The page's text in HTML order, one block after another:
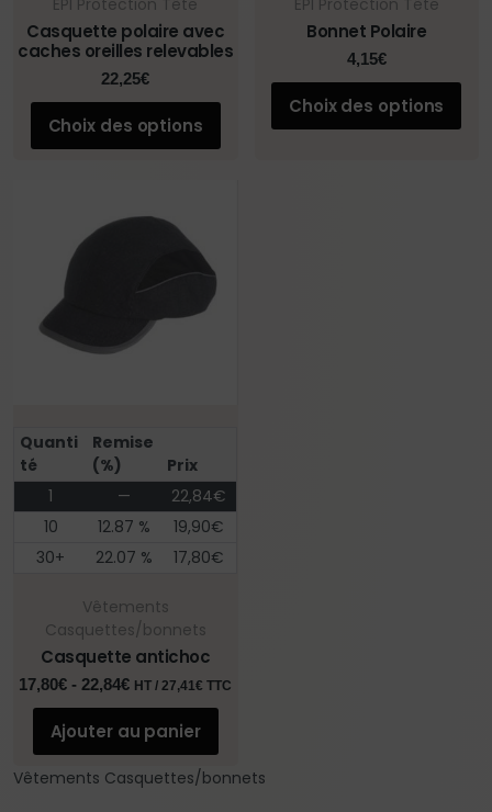
EPI Protection Tête
Casquette polaire avec
caches oreilles relevables
22,25€
Choix des options
EPI Protection Tête
Bonnet Polaire
4,15€
Choix des options
Quanti
té
Remise
(%)
Prix
1
— 22,84€
10
12.87 % 19,90€
30+
22.07 % 17,80€
Vêtements
Casquettes/bonnets
Casquette antichoc
17,80€ -22,84€ HT /27,41€ TTC
Ajouter au panier
Vêtements Casquettes/bonnets